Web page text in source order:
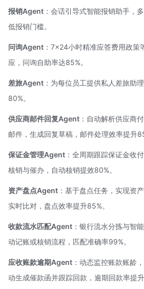
报销Agent ：会话引导式智能报销助手，
低报销门槛。
问询Agent ：7×24小时精准应答费用政策
应，问询自助率达85%。
差旅Agent ：为每位员工提供私人差旅助
80%。
供应商邮件回复Agent ：自动解析供应商
邮件，生成回复草稿，邮件处理效率提升
保证金管理Agent ：全周期跟踪保证金收
核销与催办，自动核销提效80%。
资产盘点Agent ：基于盘点任务，实现资
实时比对，盘点效率提升85%。
收款流水匹配Agent ：银行流水分拣与智
动记账或核销流程，匹配准确率99%。
应收账款逾期Agent ：动态监控账款账龄
动生成催款函并跟踪回款，逾期回款率提升